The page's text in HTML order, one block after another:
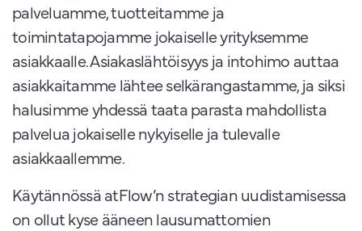
palveluamme, tuotteitamme ja
toimintatapojamme jokaiselle yrityksemme
asiakkaalle. Asiakaslähtöisyys ja intohimo auttaa
asiakkaitamme lähtee selkärangastamme, ja siksi
halusimme yhdessä taata parasta mahdollista
palvelua jokaiselle nykyiselle ja tulevalle
asiakkaallemme.
Käytännössä atFlow’n strategian uudistamisessa
on ollut kyse ääneen lausumattomien